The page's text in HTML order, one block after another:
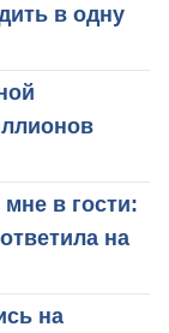
в одну
в гости:
на
на